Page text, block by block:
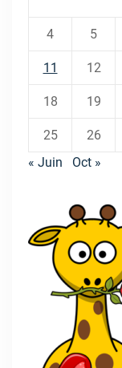
4 5
11 12
18 19
25 26
« Juin
Oct »